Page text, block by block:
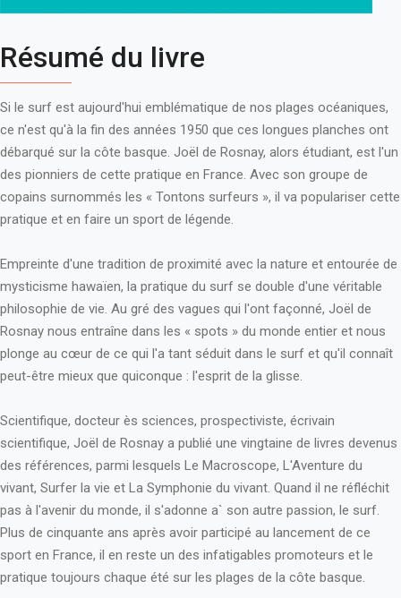
Résumé du livre
Si le surf est aujourd'hui emblématique de nos plages océaniques,
ce n'est qu'à la fin des années 1950 que ces longues planches ont
débarqué sur la côte basque. Joël de Rosnay, alors étudiant, est l'un
des pionniers de cette pratique en France. Avec son groupe de
copains surnommés les « Tontons surfeurs », il va populariser cette
pratique et en faire un sport de légende.
Empreinte d'une tradition de proximité avec la nature et entourée de
mysticisme hawaïen, la pratique du surf se double d'une véritable
philosophie de vie. Au gré des vagues qui l'ont façonné, Joël de
Rosnay nous entraîne dans les « spots » du monde entier et nous
plonge au cœur de ce qui l'a tant séduit dans le surf et qu'il connaît
peut-être mieux que quiconque : l'esprit de la glisse.
Scientifique, docteur ès sciences, prospectiviste, écrivain
scientifique, Joël de Rosnay a publié une vingtaine de livres devenus
des références, parmi lesquels Le Macroscope, L'Aventure du
vivant, Surfer la vie et La Symphonie du vivant. Quand il ne réfléchit
pas à l'avenir du monde, il s'adonne a` son autre passion, le surf.
Plus de cinquante ans après avoir participé au lancement de ce
sport en France, il en reste un des infatigables promoteurs et le
pratique toujours chaque été sur les plages de la côte basque.